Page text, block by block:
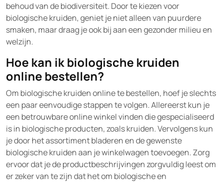
behoud van de biodiversiteit. Door te kiezen voor
biologische kruiden, geniet je niet alleen van puurdere
smaken, maar draag je ook bij aan een gezonder milieu en
welzijn.
Hoe kan ik biologische kruiden
online bestellen?
Om biologische kruiden online te bestellen, hoef je slechts
een paar eenvoudige stappen te volgen. Allereerst kun je
een betrouwbare online winkel vinden die gespecialiseerd
is in biologische producten, zoals kruiden. Vervolgens kun
je door het assortiment bladeren en de gewenste
biologische kruiden aan je winkelwagen toevoegen. Zorg
ervoor dat je de productbeschrijvingen zorgvuldig leest om
er zeker van te zijn dat het om biologische en